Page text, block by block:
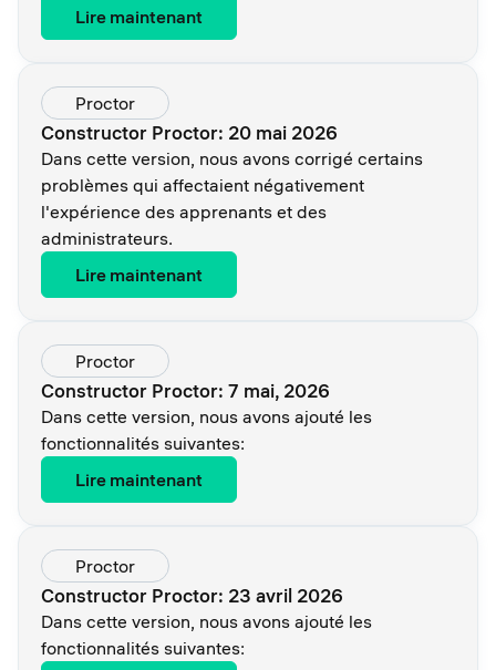
Lire maintenant
Proctor
Constructor Proctor: 20 mai 2026
Dans cette version, nous avons corrigé certains
problèmes qui affectaient négativement
l'expérience des apprenants et des
administrateurs.
Lire maintenant
Proctor
Constructor Proctor: 7 mai, 2026
Dans cette version, nous avons ajouté les
fonctionnalités suivantes:
Lire maintenant
Proctor
Constructor Proctor: 23 avril 2026
Dans cette version, nous avons ajouté les
fonctionnalités suivantes: